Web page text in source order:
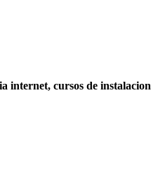
internet, cursos de instalacion